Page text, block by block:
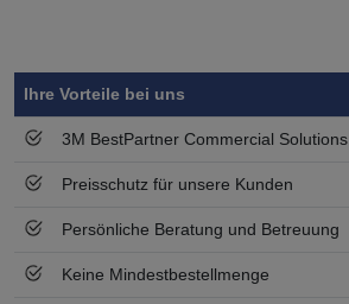
Ihre Vorteile bei uns
3M BestPartner Commercial Solutions
Preisschutz für unsere Kunden
Persönliche Beratung und Betreuung
Keine Mindestbestellmenge